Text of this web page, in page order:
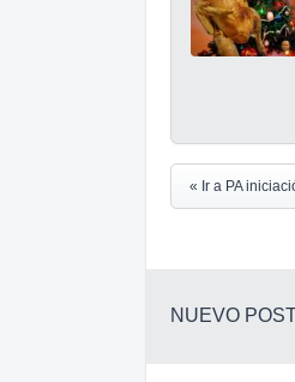
« Ir a PA
NUEVO